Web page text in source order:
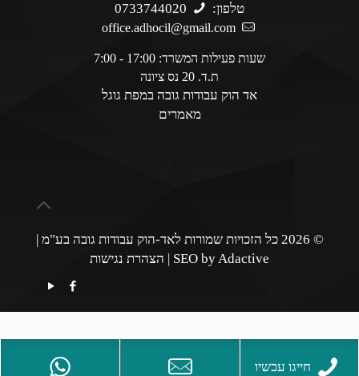
טלפון: 0733744020
office.adhocil@gmail.com
שעות פעילות המשרד: 17:00 - 7:00
ת.ד. 20 נס ציונה
אד הוק עבודות גובה במפת גוגל
מאמרים
© 2026 כל הזכויות שמורות לאד-הוק עבודות גובה בע"מ |
SEO by Adactive
| הצהרת נגישות
חייגו עכשיו